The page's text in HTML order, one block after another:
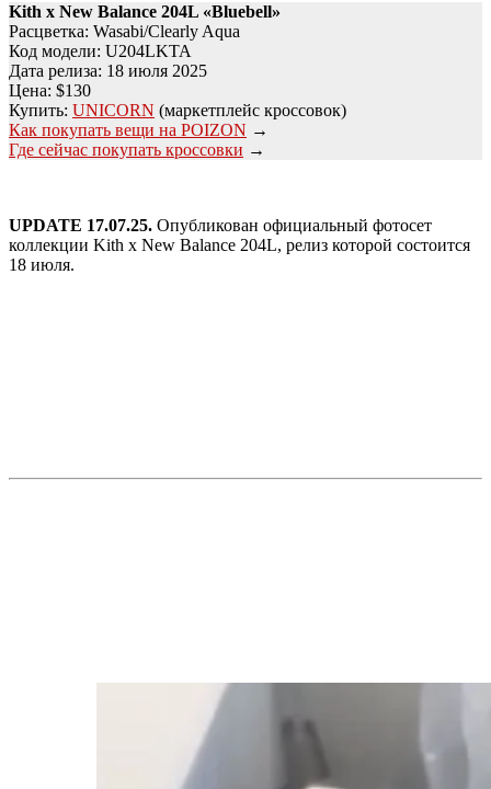
Kith x New Balance 204L «Bluebell»
Расцветка: Wasabi/Clearly Aqua
Код модели: U204LKTA
Дата релиза: 18 июля 2025
Цена: $130
Купить: UNICORN (маркетплейс кроссовок)
Как покупать вещи на POIZON →
Где сейчас покупать кроссовки →
UPDATE 17.07.25. Опубликован официальный фотосет
коллекции Kith x New Balance 204L, релиз которой состоится
18 июля.